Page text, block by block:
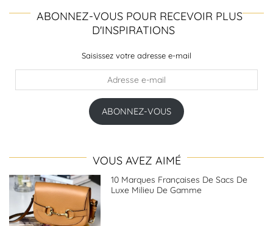
ABONNEZ-VOUS POUR RECEVOIR PLUS
D'INSPIRATIONS
Saisissez votre adresse e-mail
e-
ABONNEZ-VOUS
VOUS AVEZ AIMÉ
10 Marques Françaises De Sacs De
Luxe Milieu De Gamme